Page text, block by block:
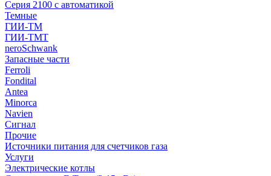
Серия 2100 с автоматикой
Темные
ГИИ-ТМ
ГИИ-ТМТ
neroSchwank
Запасные части
Ferroli
Fondital
Antea
Minorca
Navien
Сигнал
Прочие
Источники питания для счетчиков газа
Услуги
Электрические котлы